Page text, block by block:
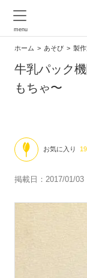
ホーム あそび 製
牛乳パック
もちゃ〜
お気に入り
掲載日：2017/01/03